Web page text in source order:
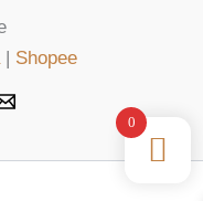
| Shopee
0